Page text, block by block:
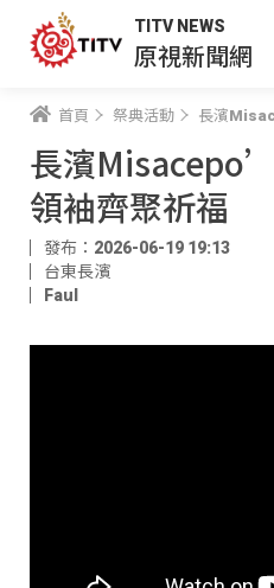
TITV NEWS
原視新聞網
首頁 祭典活動 長濱
長濱
領袖齊聚祈福
發布：2026-06-19 19:13
台東長濱
Faul